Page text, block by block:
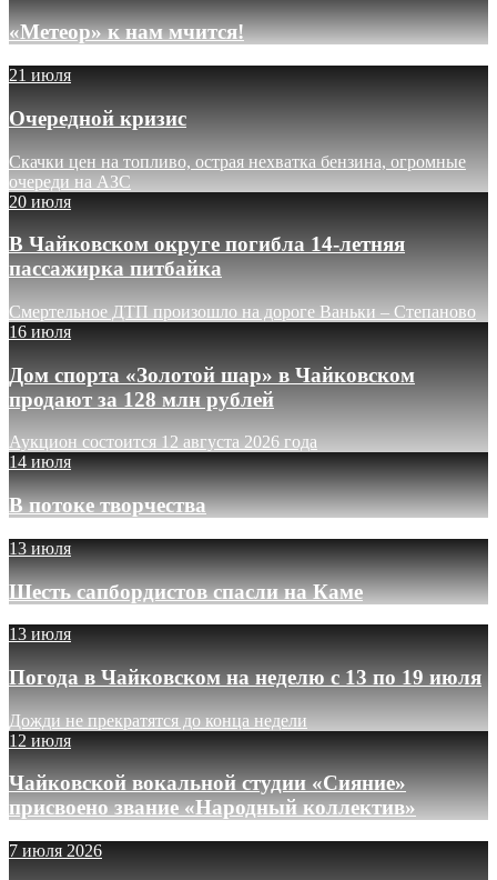
«Метеор» к нам мчится!
21 июля
Очередной кризис
Скачки цен на топливо, острая нехватка бензина, огромные
очереди на АЗС
20 июля
В Чайковском округе погибла 14-летняя
пассажирка питбайка
Смертельное ДТП произошло на дороге Ваньки – Степаново
16 июля
Дом спорта «Золотой шар» в Чайковском
продают за 128 млн рублей
Аукцион состоится 12 августа 2026 года
14 июля
В потоке творчества
13 июля
Шесть сапбордистов спасли на Каме
13 июля
Погода в Чайковском на неделю с 13 по 19 июля
Дожди не прекратятся до конца недели
12 июля
Чайковской вокальной студии «Сияние»
присвоено звание «Народный коллектив»
7 июля 2026